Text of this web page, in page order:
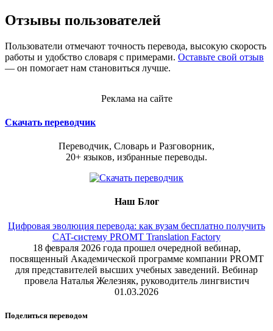
Отзывы пользователей
Пользователи отмечают точность перевода, высокую скорость
работы и удобство словаря с примерами. Оставьте свой отзыв
— он помогает нам становиться лучше.
Реклама на сайте
Скачать переводчик
Переводчик, Словарь и Разговорник,
20+ языков, избранные переводы.
Наш Блог
Цифровая эволюция перевода: как вузам бесплатно получить
CAT-систему PROMT Translation Factory
18 февраля 2026 года прошел очередной вебинар,
посвященный Академической программе компании PROMT
для представителей высших учебных заведений. Вебинар
провела Наталья Железняк, руководитель лингвистич
01.03.2026
Поделиться переводом